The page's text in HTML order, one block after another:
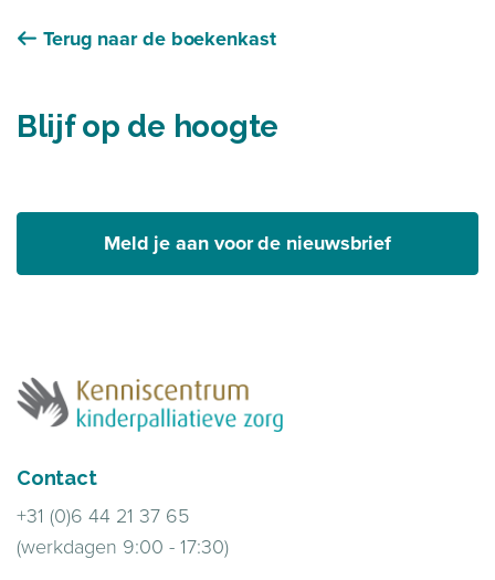
Terug naar de boekenkast
Blijf op de hoogte
Meld je aan voor de nieuwsbrief
Contact
+31 (0)6 44 21 37 65
(werkdagen 9:00 - 17:30)